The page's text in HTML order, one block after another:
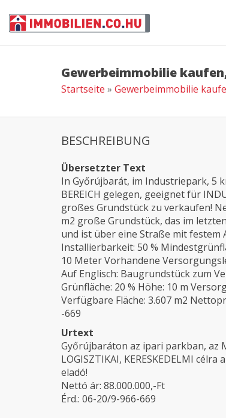
Gewerbeimmobilie
Startseite » Gewerbeimmobilie
BESCHREIBUNG
Übersetzter Text
In Győrújbarát, im Industriepark, 5
BEREICH gelegen, geeignet für
großes Grundstück zu verkaufen!
m2 große Grundstück, das im
und ist über eine Straße mit
Installierbarkeit: 50 %
10 Meter Vorhandene
Auf Englisch: Baugrundstück zum
Grünfläche: 20 % Höhe: 10 m
Verfügbare Fläche: 3.607 m2
-669
Urtext
Győrújbaráton az ipari parkban, az
LOGISZTIKAI, KERESKEDELMI célra
eladó!
Nettó ár: 88.000.000,-Ft
Érd.: 06-20/9-966-669